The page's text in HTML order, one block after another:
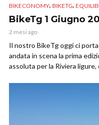
BIKECONOMY, BIKETG,
BikeTg 1 Giugno
2 mesi ago
Il nostro BikeTg oggi ci
andata in scena la prima
assoluta per la Riviera ligure,